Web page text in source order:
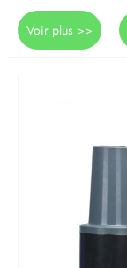
Voir plus >>